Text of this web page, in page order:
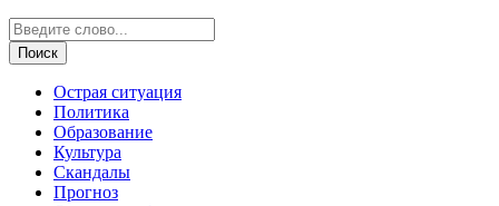
Острая ситуация
Политика
Образование
Культура
Скандалы
Прогноз